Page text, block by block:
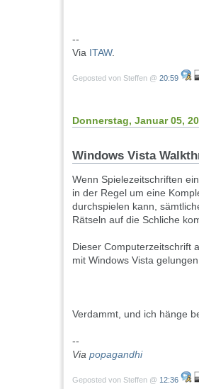
--
Via ITAW.
Geposted von Steffen @ 20:59
Donnerstag, Januar 05,
Windows Vista
Wenn Spielezeitschriften
in der Regel um eine
durchspielen kann,
Rätseln auf die Schliche
Dieser Computerzeitschrift
mit Windows Vista
Verdammt, und ich hänge
--
Via popagandhi
Geposted von Steffen @ 12:36